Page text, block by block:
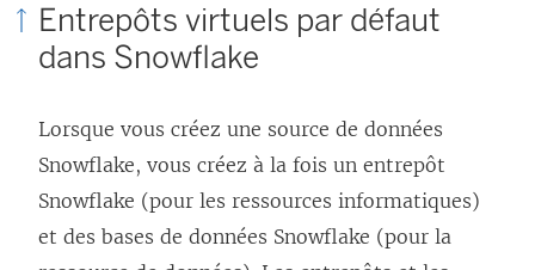
Entrepôts virtuels par défaut
dans Snowflake
Lorsque vous créez une source de données
Snowflake, vous créez à la fois un entrepôt
Snowflake (pour les ressources informatiques)
et des bases de données Snowflake (pour la